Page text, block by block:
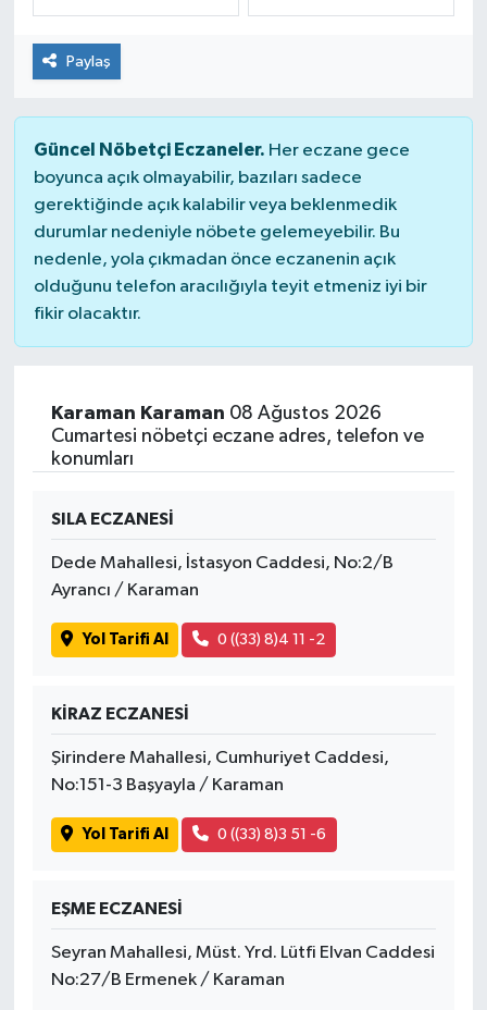
Paylaş
Güncel Nöbetçi Eczaneler. Her eczane gece
boyunca açık olmayabilir, bazıları sadece
gerektiğinde açık kalabilir veya beklenmedik
durumlar nedeniyle nöbete gelemeyebilir. Bu
nedenle, yola çıkmadan önce eczanenin açık
olduğunu telefon aracılığıyla teyit etmeniz iyi bir
fikir olacaktır.
Karaman Karaman 08 Ağustos 2026
Cumartesi nöbetçi eczane adres, telefon ve
konumları
SILA ECZANESİ
Dede Mahallesi, İstasyon Caddesi, No:2/B
Ayrancı / Karaman
Yol Tarifi Al 0 ((33) 8)4 11 -2
KİRAZ ECZANESİ
Şirindere Mahallesi, Cumhuriyet Caddesi,
No:151-3 Başyayla / Karaman
Yol Tarifi Al 0 ((33) 8)3 51 -6
EŞME ECZANESİ
Seyran Mahallesi, Müst. Yrd. Lütfi Elvan Caddesi
No:27/B Ermenek / Karaman
Bilim veTeknoloji
Eğitim
SEKTÖR
Magazin
Günün Haberleri
Tüm Makaleler
Tüm Haberler
Videolu Haberler
Son Dakika
Tüm Haberler